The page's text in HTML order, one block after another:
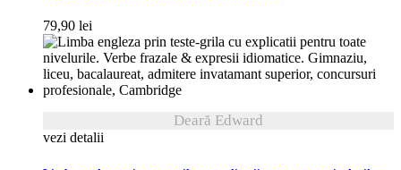
79,90 lei
Deară Edward
vezi detalii